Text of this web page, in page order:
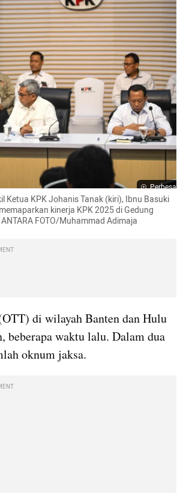
Perbesar
Ketua KPK Johanis Tanak (kiri), Ibnu Basuki
kinerja KPK 2025 di Gedung
FOTO/Muhammad Adimaja
di wilayah Banten dan Hulu
beberapa waktu lalu. Dalam dua
oknum jaksa.